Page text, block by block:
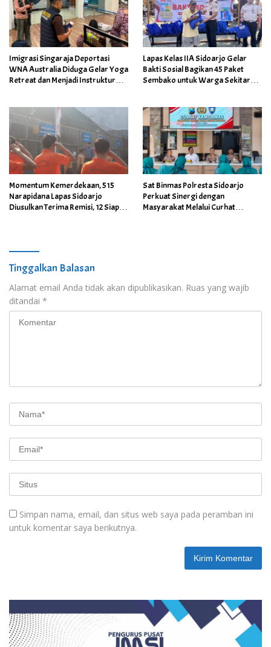
Imigrasi Singaraja Deportasi
WNA Australia Diduga Gelar Yoga
Retreat dan Menjadi Instruktur
Lapas Kelas IIA Sidoarjo Gelar
Bakti Sosial Bagikan 45 Paket
Sembako untuk Warga Sekitar
Momentum Kemerdekaan, 515
Narapidana Lapas Sidoarjo
Diusulkan Terima Remisi, 12 Siap
Sat Binmas Polresta Sidoarjo
Perkuat Sinergi dengan
Masyarakat Melalui Curhat
Tinggalkan Balasan
Alamat email Anda tidak akan dipublikasikan. Ruas yang wajib
ditandai *
Simpan nama, email, dan situs web saya pada peramban ini
untuk komentar saya berikutnya.